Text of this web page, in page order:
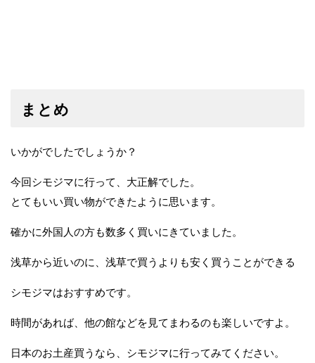
まとめ
いかがでしたでしょうか？
今回シモジマに行って、大正解でした。
とてもいい買い物ができたように思います。
確かに外国人の方も数多く買いにきていました。
浅草から近いのに、浅草で買うよりも安く買うことができる
シモジマはおすすめです。
時間があれば、他の館などを見てまわるのも楽しいですよ。
日本のお土産買うなら、シモジマに行ってみてください。